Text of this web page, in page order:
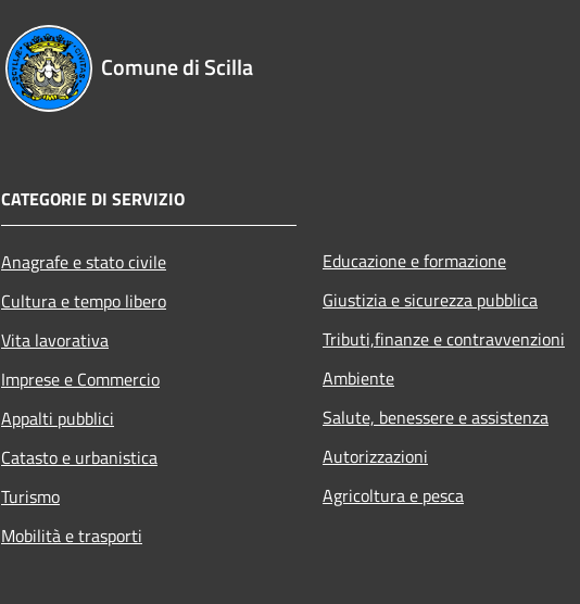
Comune di Scilla
CATEGORIE DI SERVIZIO
Anagrafe e stato civile
Cultura e tempo libero
Vita lavorativa
Imprese e Commercio
Appalti pubblici
Catasto e urbanistica
Turismo
Mobilità e trasporti
Educazione e formazione
Giustizia e sicurezza pubblica
Tributi,finanze e contravvenzioni
Ambiente
Salute, benessere e assistenza
Autorizzazioni
Agricoltura e pesca